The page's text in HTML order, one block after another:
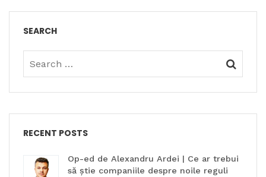
SEARCH
RECENT POSTS
Op-ed de Alexandru Ardei | Ce ar trebui
să știe companiile despre noile reguli